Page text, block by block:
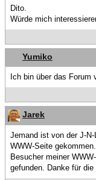
Dito.
Würde mich
Yumiko
Ich bin über das Forum
Jarek
Jemand ist von der J-
WWW-Seite
Besucher meiner
gefunden. Danke für die